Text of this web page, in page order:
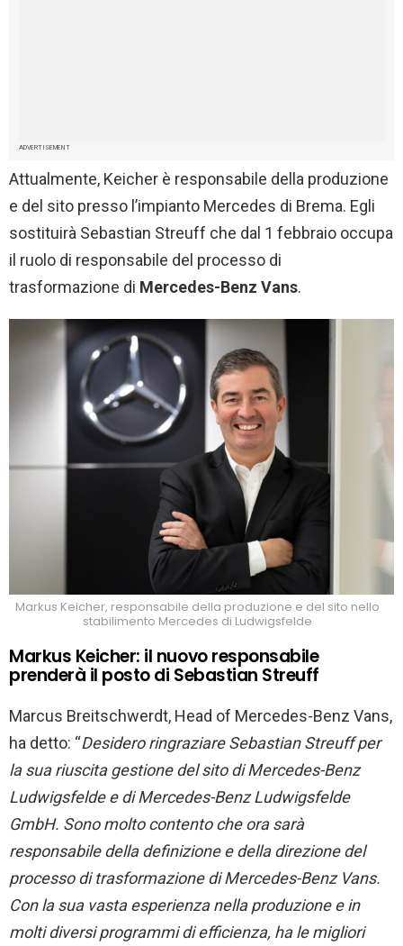
ADVERTISEMENT
Attualmente, Keicher è responsabile della produzione
e del sito presso l’impianto Mercedes di Brema. Egli
sostituirà Sebastian Streuff che dal 1 febbraio occupa
il ruolo di responsabile del processo di
trasformazione di Mercedes-Benz Vans.
Markus Keicher, responsabile della produzione e del sito nello
stabilimento Mercedes di Ludwigsfelde
Markus Keicher: il nuovo responsabile
prenderà il posto di Sebastian Streuff
Marcus Breitschwerdt, Head of Mercedes-Benz Vans,
ha detto: “Desidero ringraziare Sebastian Streuff per
la sua riuscita gestione del sito di Mercedes-Benz
Ludwigsfelde e di Mercedes-Benz Ludwigsfelde
GmbH. Sono moltocontentoche ora sarà
responsabile della definizione e della direzione del
processo di trasformazione di Mercedes-Benz Vans.
Con la sua vasta esperienza nella produzione ein
molti diversi programmi di efficienza, ha le migliori